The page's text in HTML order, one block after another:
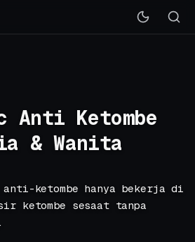
Anti Ketombe
& Wanita
anti-ketombe hanya bekerja di
ketombe sesaat tanpa